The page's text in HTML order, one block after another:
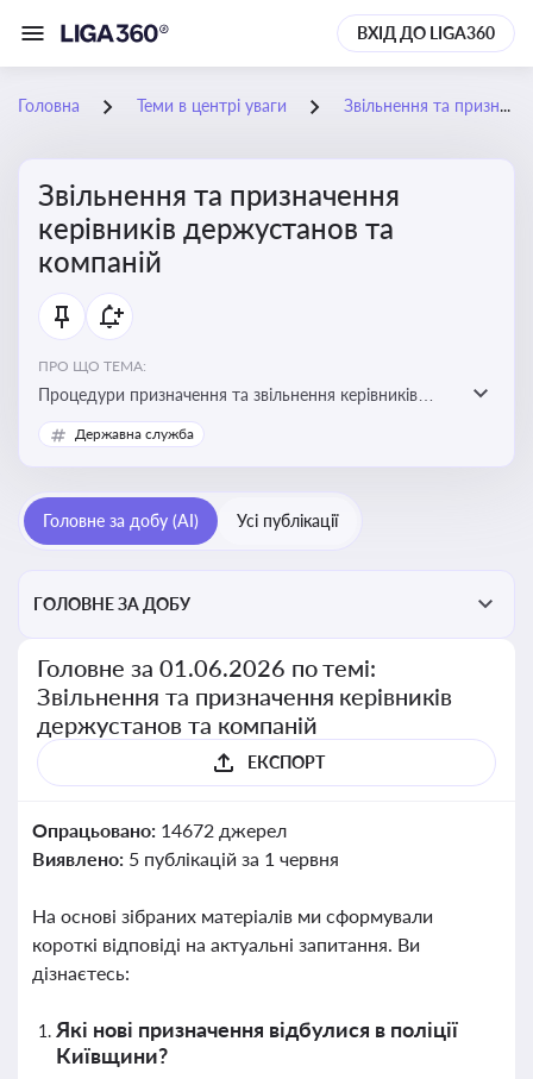
ВХІД ДО LIGA360
Головна Теми в центрі уваги Звільнення та призначення керівників держустанов та компаній
Звільнення та призначення
керівників держустанов та
компаній
ПРО ЩО ТЕМА:
Процедури призначення та звільнення керівників
установ та підприємств
Державна служба
Головне за добу (AI) Усі публікації
ГОЛОВНЕ ЗА ДОБУ
Головне за 01.06.2026 по темі:
Звільнення та призначення керівників
держустанов та компаній
ЕКСПОРТ
Опрацьовано: 14672 джерел
Виявлено: 5 публікацій за 1 червня
На основі зібраних матеріалів ми сформували
короткі відповіді на актуальні запитання. Ви
дізнаєтесь:
Які нові призначення відбулися в поліції
Київщини?